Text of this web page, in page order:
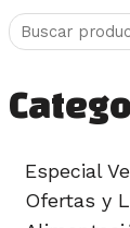
Especial
Ofertas y